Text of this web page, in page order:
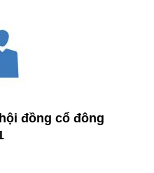
đồng cổ đông